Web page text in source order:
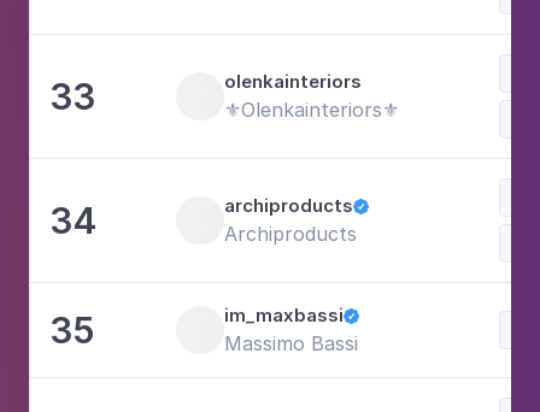
33 olenkainteriors
⚜️Olenkainteriors⚜️
34 archiproducts
Archiproducts
35 im_maxbassi
Massimo Bassi